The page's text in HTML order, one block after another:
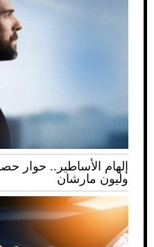
إلهام الأساطير.. حوار
وليون مارشان